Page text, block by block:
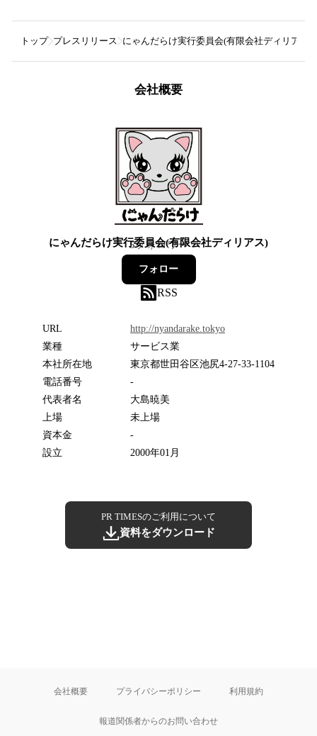
トップ プレスリリース にゃんだらけ実行委員会(有限会社ディリアス)
会社概要
にゃんだらけ実行委員会(有限会社ディリアス)
5フォロワー
フォロー
RSS
URL
http://nyandarake.tokyo
業種
サービス業
本社所在地
東京都世田谷区池尻4-27-33-1104
電話番号
-
代表者名
大島暁美
上場
未上場
資本金
-
設立
2000年01月
PR TIMESのご利用について
資料をダウンロード
会社概要 プライバシーポリシー 利用規約
報道関係者からのお問い合わせ